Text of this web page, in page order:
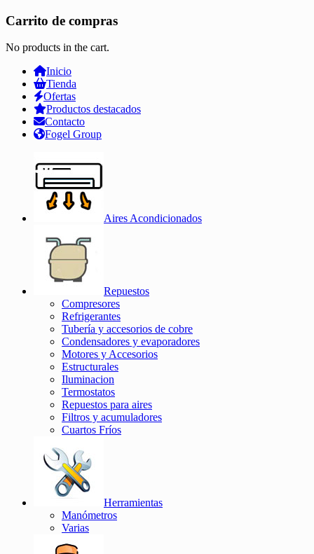
Carrito de compras
No products in the cart.
Inicio
Tienda
Ofertas
Productos destacados
Contacto
Fogel Group
Aires Acondicionados
Repuestos
Compresores
Refrigerantes
Tubería y accesorios de cobre
Condensadores y evaporadores
Motores y Accesorios
Estructurales
Iluminacion
Termostatos
Repuestos para aires
Filtros y acumuladores
Cuartos Fríos
Herramientas
Manómetros
Varias